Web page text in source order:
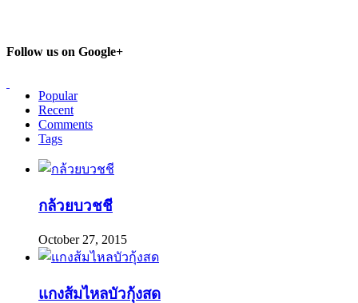
Follow us on Google+
Popular
Recent
Comments
Tags
กล้วยบวชชี
October 27, 2015
แกงส้มไหลบัวกุ้งสด